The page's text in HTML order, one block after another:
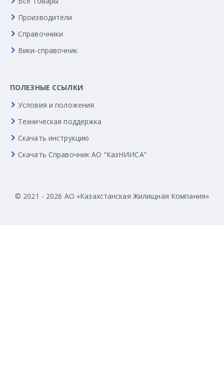
Производители
Справочники
Вики-справочник
ПОЛЕЗНЫЕ ССЫЛКИ
Условия и положения
Техническая поддержка
Скачать инструкцию
Скачать Справочник АО “КазНИИСА”
© 2021 - 2026 АО «Казахстанская Жилищная Компания»